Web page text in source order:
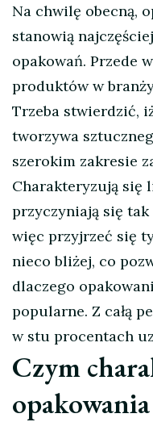
Na chwilę obecną,
stanowią
opakowań. Przede
produktów w
Trzeba stwierdzić,
tworzywa
szerokim zakresie
Charakteryzują się
przyczyniają się
więc przyjrzeć się
nieco bliżej, co
dlaczego
popularne. Z całą
w stu procentach
Czym